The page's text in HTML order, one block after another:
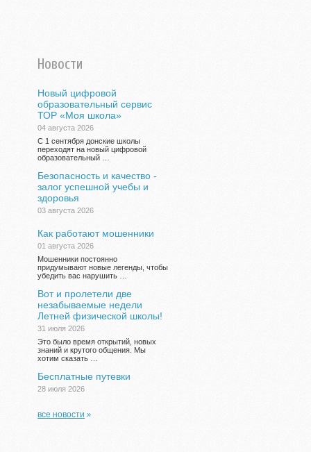
Новости
Новый цифровой
образовательный сервис
ТОР «Моя школа»
04 августа 2026
С 1 сентября донские школы
переходят на новый цифровой
образовательный …
Безопасность и качество -
залог успешной учебы и
здоровья
03 августа 2026
Как работают мошенники
01 августа 2026
Мошенники постоянно
придумывают новые легенды, чтобы
убедить вас нарушить …
Вот и пролетели две
незабываемые недели
Летней физической школы!
31 июля 2026
Это было время открытий, новых
знаний и крутого общения. Мы
хотим сказать …
Бесплатные путевки
28 июля 2026
все новости »